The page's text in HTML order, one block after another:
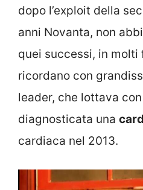
dopo l’exploit della
anni Novanta, non
quei successi, in molti
ricordano con
leader, che lottava con
diagnosticata una
cardiaca nel 2013.